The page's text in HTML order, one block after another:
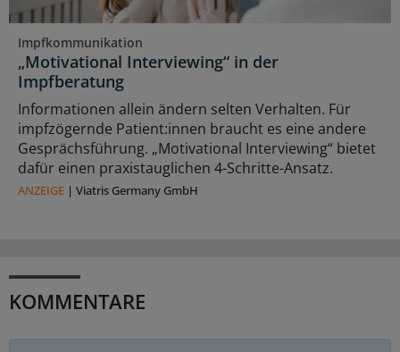
Impfkommunikation
„Motivational Interviewing“ in der
Impfberatung
Informationen allein ändern selten Verhalten. Für
impfzögernde Patient:innen braucht es eine andere
Gesprächsführung. „Motivational Interviewing“ bietet
dafür einen praxistauglichen 4-Schritte-Ansatz.
ANZEIGE | Viatris Germany GmbH
KOMMENTARE